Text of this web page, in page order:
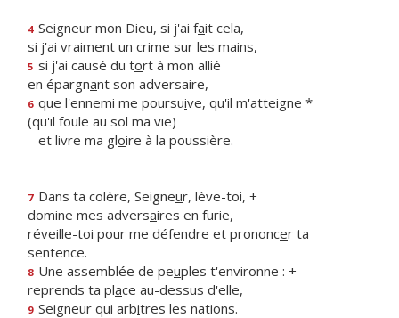
4 Seigneur mon Dieu, si j'ai fait cela,
si j'ai vraiment un crime sur les mains,
5 si j'ai causé du tort à mon allié
en épargnant son adversaire,
6 que l'ennemi me poursuive, qu'il m'atteigne *
(qu'il foule au sol ma vie)
et livre ma gloire à la poussière.
7 Dans ta colère, Seigneur, lève-toi, +
domine mes adversaires en furie,
réveille-toi pour me défendre et prononcer ta
sentence.
8 Une assemblée de peuples t'environne : +
reprends ta place au-dessus d'elle,
9 Seigneur qui arbitres les nations.